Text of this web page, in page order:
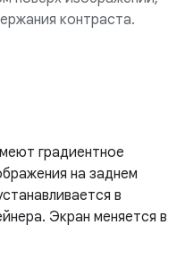
контраста.
градиентное
на заднем
в
Экран меняется в